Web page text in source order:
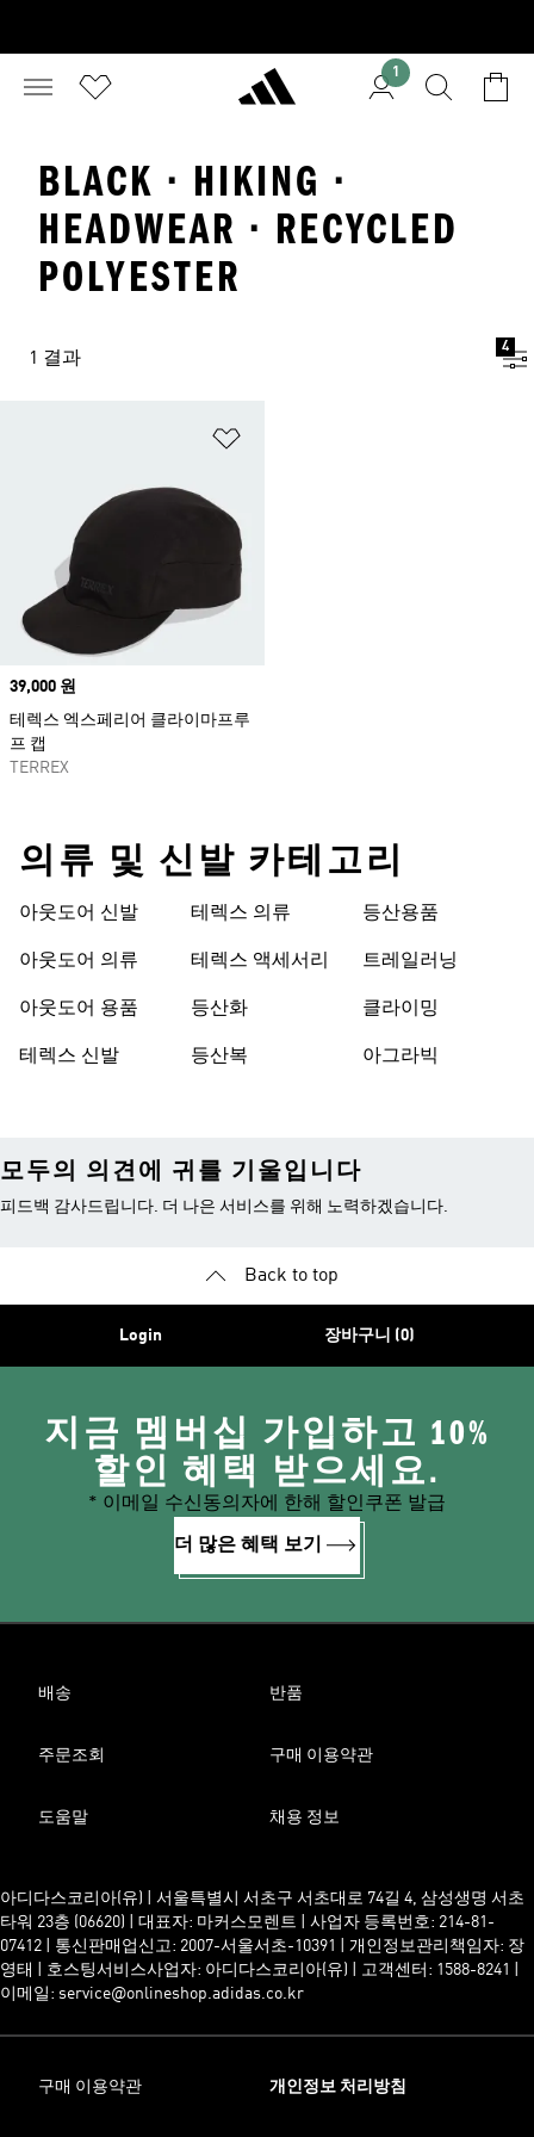
1
BLACK · HIKING ·
HEADWEAR · RECYCLED
POLYESTER
1 결과
4
Price
39,000 원
테렉스 엑스페리어 클라이마프루
프 캡
TERREX
의류 및 신발 카테고리
아웃도어 신발
아웃도어 의류
아웃도어 용품
테렉스 신발
테렉스 의류
테렉스 액세서리
등산화
등산복
등산용품
트레일러닝
클라이밍
아그라빅
모두의 의견에 귀를 기울입니다
피드백 감사드립니다. 더 나은 서비스를 위해 노력하겠습니다.
Back to top
Login 장바구니 (0)
지금 멤버십 가입하고 10%
할인 혜택 받으세요.
* 이메일 수신동의자에 한해 할인쿠폰 발급
더 많은 혜택 보기
배송 반품
주문조회 구매 이용약관
도움말 채용 정보
아디다스코리아(유) | 서울특별시 서초구 서초대로 74길 4, 삼성생명 서초
타워 23층 (06620) | 대표자: 마커스모렌트 | 사업자 등록번호: 214-81-
07412 | 통신판매업신고: 2007-서울서초-10391 | 개인정보관리책임자: 장
영태 | 호스팅서비스사업자: 아디다스코리아(유) | 고객센터: 1588-8241 |
이메일: service@onlineshop.adidas.co.kr
구매 이용약관 개인정보 처리방침